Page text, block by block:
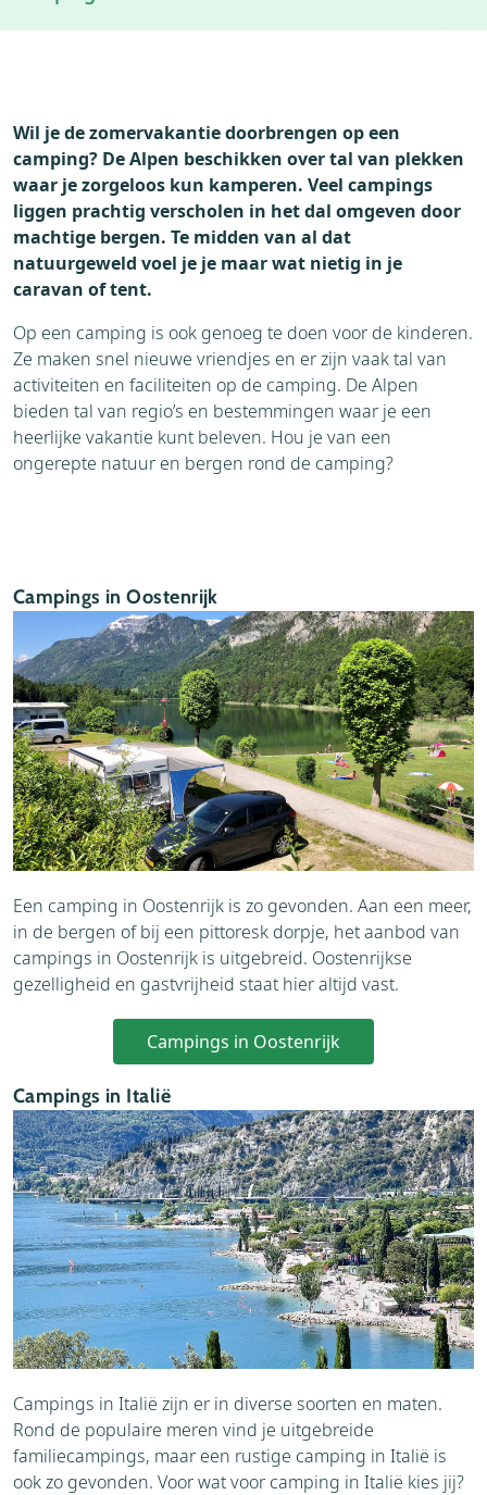
Wil je de zomervakantie doorbrengen op een
camping? De Alpen beschikken over tal van plekken
waar je zorgeloos kun kamperen. Veel campings
liggen prachtig verscholen in het dal omgeven door
machtige bergen. Te midden van al dat
natuurgeweld voel je je maar wat nietig in je
caravan of tent.
Op een camping is ook genoeg te doen voor de kinderen.
Ze maken snel nieuwe vriendjes en er zijn vaak tal van
activiteiten en faciliteiten op de camping. De Alpen
bieden tal van regio’s en bestemmingen waar je een
heerlijke vakantie kunt beleven. Hou je van een
ongerepte natuur en bergen rond de camping?
Campings in Oostenrijk
Een camping in Oostenrijk is zo gevonden. Aan een meer,
in de bergen of bij een pittoresk dorpje, het aanbod van
campings in Oostenrijk is uitgebreid. Oostenrijkse
gezelligheid en gastvrijheid staat hier altijd vast.
Campings in Oostenrijk
Campings in Italië
Campings in Italië zijn er in diverse soorten en maten.
Rond de populaire meren vind je uitgebreide
familiecampings, maar een rustige camping in Italië is
ook zo gevonden. Voor wat voor camping in Italië kies jij?